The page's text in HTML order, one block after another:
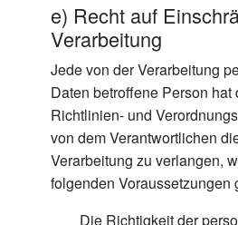
e) Recht auf
Verarbeitung
Jede von der Verarbeitung
Daten betroffene Person
Richtlinien- und
von dem Verantwortlichen
Verarbeitung zu verlangen,
folgenden Voraussetzungen
Die Richtigkeit der